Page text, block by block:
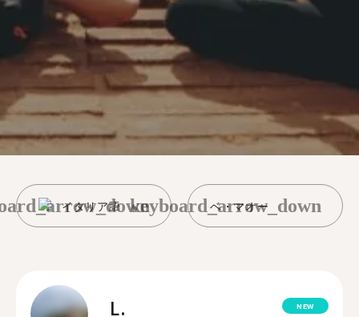
イタリア語 ベ・マオー
keyboard_arrow_down
L. NEW